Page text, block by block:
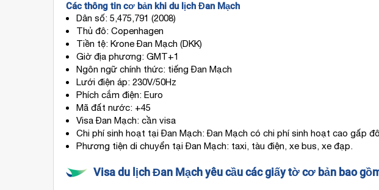
Các thông tin cơ bản khi du lịch Đan Mạch
Dân số: 5,475,791 (2008)
Thủ đô: Copenhagen
Tiền tệ: Krone Đan Mạch (DKK)
Giờ địa phương: GMT+1
Ngôn ngữ chính thức: tiếng Đan Mạch
Lưới điện áp: 230V/50Hz
Phích cắm điện: Euro
Mã đất nước: +45
Visa Đan Mạch: cần visa
Chi phí sinh hoạt tại Đan Mạch: Đan Mạch có chi phí sinh hoạt cao gấp
Phương tiện di chuyển tại Đan Mạch: taxi, tàu điện, xe bus, xe đạp.
Visa du lịch Đan Mạch yêu cầu các giấy tờ cơ bản bao